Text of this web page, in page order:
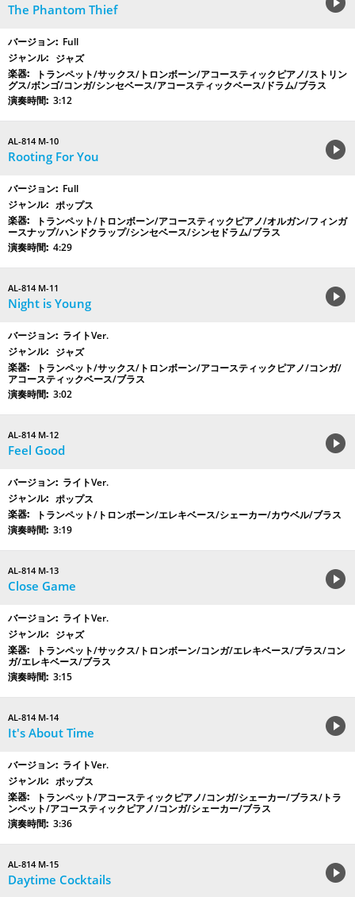
The Phantom Thief
Full
ジャズ
トランペット/サックス/トロンボーン/アコースティックピアノ/ストリン
グス/ボンゴ/コンガ/シンセベース/アコースティックベース/ドラム/ブラス
3:12
AL-814 M-10
Rooting For You
Full
ポップス
トランペット/トロンボーン/アコースティックピアノ/オルガン/フィンガ
ースナップ/ハンドクラップ/シンセベース/シンセドラム/ブラス
4:29
AL-814 M-11
Night is Young
ライトVer.
ジャズ
トランペット/サックス/トロンボーン/アコースティックピアノ/コンガ/
アコースティックベース/ブラス
3:02
AL-814 M-12
Feel Good
ライトVer.
ポップス
トランペット/トロンボーン/エレキベース/シェーカー/カウベル/ブラス
3:19
AL-814 M-13
Close Game
ライトVer.
ジャズ
トランペット/サックス/トロンボーン/コンガ/エレキベース/ブラス/コン
ガ/エレキベース/ブラス
3:15
AL-814 M-14
It's About Time
ライトVer.
ポップス
トランペット/アコースティックピアノ/コンガ/シェーカー/ブラス/トラ
ンペット/アコースティックピアノ/コンガ/シェーカー/ブラス
3:36
AL-814 M-15
Daytime Cocktails